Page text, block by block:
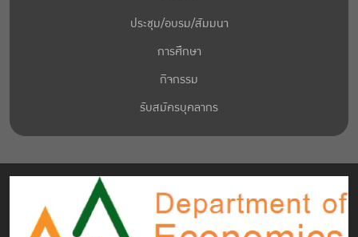
ประชุม/อบรม/สัมมนา
การศึกษา
กิจกรรม
รับสมัครบุคลากร